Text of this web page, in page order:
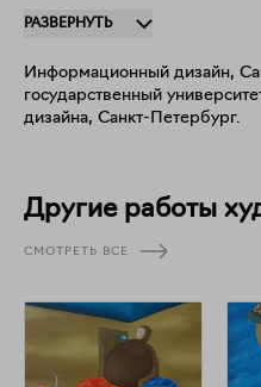
влиянием на человека в
современного искусства и
международных проектов. С
персонально. Работы
РАЗВЕРНУТЬ
Информационный дизайн,
государственный
дизайна, Санкт-Петербург.
Другие работы
СМОТРЕТЬ ВСЕ